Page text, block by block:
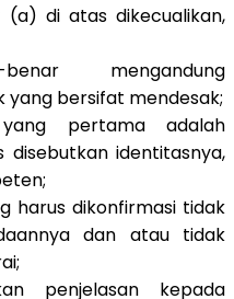
di atas dikecualikan,
mengandung
yang bersifat mendesak;
pertama adalah
disebutkan identitasnya,
harus dikonfirmasi tidak
dan atau tidak
penjelasan kepada